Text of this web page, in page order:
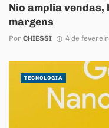
Nio amplia
margens
Por CHIESSI 4 de
TECNOLOGIA